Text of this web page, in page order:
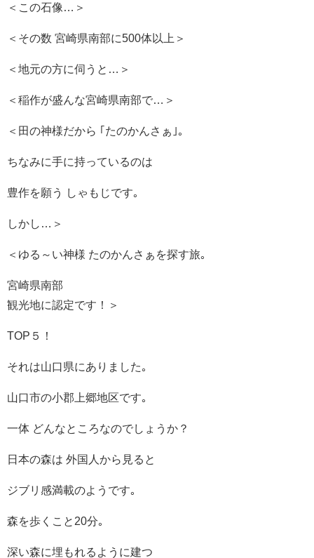
＜この石像…＞
＜その数 宮崎県南部に500体以上＞
＜地元の方に伺うと…＞
＜稲作が盛んな宮崎県南部で…＞
＜田の神様だから ｢たのかんさぁ｣｡
ちなみに手に持っているのは
豊作を願う しゃもじです｡
しかし…＞
＜ゆる～い神様 たのかんさぁを探す旅｡
宮崎県南部
観光地に認定です！＞
TOP５！
それは山口県にありました｡
山口市の小郡上郷地区です｡
一体 どんなところなのでしょうか？
日本の森は 外国人から見ると
ジブリ感満載のようです｡
森を歩くこと20分｡
深い森に埋もれるように建つ